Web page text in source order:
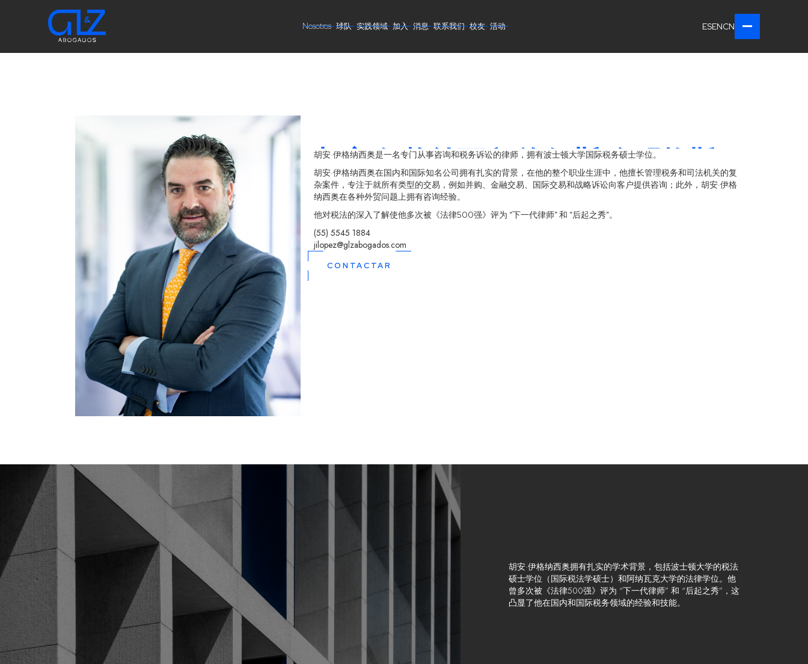
Nosotros 球队 实践领域 加入 消息 联系我们 校友 活动 ESENCN
胡安·伊格纳西奥·洛佩斯·多明格斯
胡安·伊格纳西奥是一名专门从事咨询和税务诉讼的律师，拥有波士顿大学国际税务硕士学位。
胡安·伊格纳西奥在国内和国际知名公司拥有扎实的背景，在他的整个职业生涯中，他擅长管理税务和司法机关的复
杂案件，专注于就所有类型的交易，例如并购、金融交易、国际交易和战略诉讼向客户提供咨询；此外，胡安·伊格
纳西奥在各种外贸问题上拥有咨询经验。
他对税法的深入了解使他多次被《法律500强》评为 “下一代律师” 和 “后起之秀”。
(55) 5545 1884
jilopez@glzabogados.com
CONTACTAR
胡安·伊格纳西奥拥有扎实的学术背景，包括波士顿大学的税法
硕士学位（国际税法学硕士）和阿纳瓦克大学的法律学位。他
曾多次被《法律500强》评为 “下一代律师” 和 “后起之秀”，这
凸显了他在国内和国际税务领域的经验和技能。